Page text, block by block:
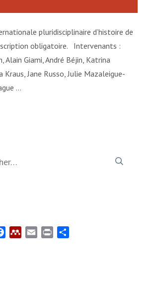
pluridisciplinaire d’histoire de
obligatoire. Intervenants :
Alain Giami, André Béjin, Katrina
Kraus, Jane Russo, Julie Mazaleigue-
…
FacebookMendeley
Email Print